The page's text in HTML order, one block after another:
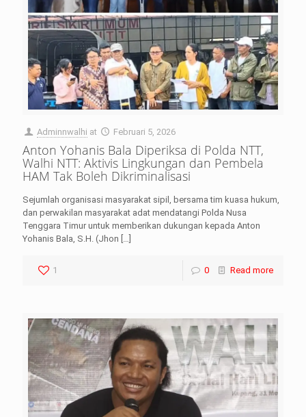
Adminnwalhi at Februari 5, 2026
Anton Yohanis Bala Diperiksa di Polda NTT,
Walhi NTT: Aktivis Lingkungan dan Pembela
HAM Tak Boleh Dikriminalisasi
Sejumlah organisasi masyarakat sipil, bersama tim kuasa hukum,
dan perwakilan masyarakat adat mendatangi Polda Nusa
Tenggara Timur untuk memberikan dukungan kepada Anton
Yohanis Bala, S.H. (Jhon […]
1 0 Read more